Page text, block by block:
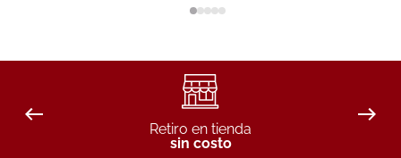
Retiro en tienda
sin costo